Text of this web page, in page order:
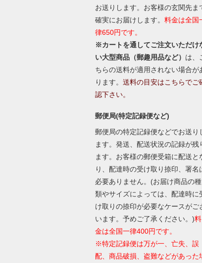
お送りします。お客様の玄関先ま
確実にお届けします。 料金は全国
律650円です。
※カートを通してご注文いただけ
い大型商品（郵趣用品など） は、
ちらの送料が適用されない場合が
ります。 送料の目安はこちらでご
認下さい。
郵便局(特定記録便など)
郵便局の特定記録便などでお送り
ます。発送、配送状況の記録が残
ます。お客様の郵便受箱に配送と
り、配達時の受け取り捺印、署名
必要ありません。(お届け商品の種
類やサイズによっては、配達時に
け取りの捺印が必要なケースがご
います。予めご了承ください。)料
金は全国一律400円です。
※特定記録便は万が一、亡失、誤
配、商品破損、盗難などがあった